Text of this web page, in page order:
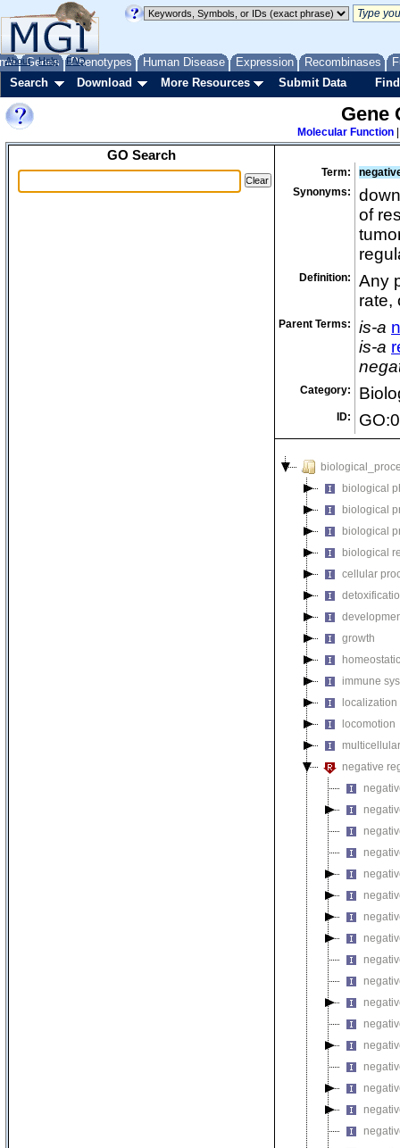
Genes Phenotypes Human Disease Expression Recombinases
About Help FAQ
Search Download More Resources Submit Data
Gene
Molecular Function
GO Search
Term:
Synonyms:
of
Definition:
Any
rate,
Parent Terms: is-a
is-a
Category:
ID:
biological
biological
biological
biological
cellular
growth
immune
localization
locomotion
negative